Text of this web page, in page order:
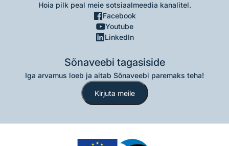
Hoia pilk peal meie sotsiaalmeedia kanalitel.
Facebook
Youtube
LinkedIn
Sõnaveebi tagasiside
Iga arvamus loeb ja aitab Sõnaveebi paremaks teha!
Kirjuta meile